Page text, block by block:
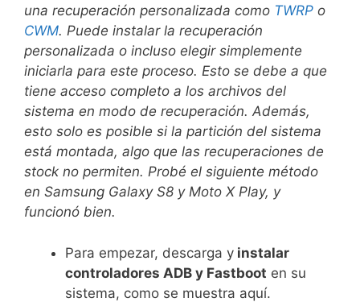
una recuperación personalizada como TWRP o
CWM. Puede instalar la recuperación
personalizada o incluso elegir simplemente
iniciarla para este proceso. Esto se debe a que
tiene acceso completo a los archivos del
sistema en modo de recuperación. Además,
esto solo es posible si la partición del sistema
está montada, algo que las recuperaciones de
stock no permiten. Probé el siguiente método
en Samsung Galaxy S8 y Moto X Play, y
funcionó bien.
Para empezar, descarga y instalar
controladores ADB y Fastboot en su
sistema, como se muestra aquí.